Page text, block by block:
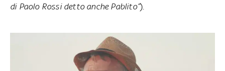
di Paolo Rossi detto anche Pablito”).